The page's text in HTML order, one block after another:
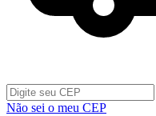
Não sei o meu CEP